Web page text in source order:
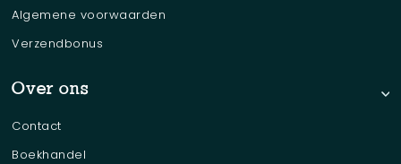
Algemene voorwaarden
Verzendbonus
Over ons
Contact
Boekhandel